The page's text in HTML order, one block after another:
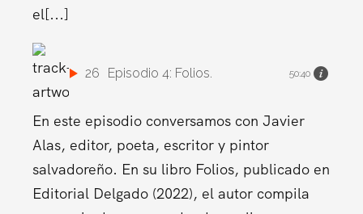
el[...]
26 Episodio 4: Folios. 50:40
En este episodio conversamos con Javier
Alas, editor, poeta, escritor y pintor
salvadoreño. En su libro Folios, publicado en
Editorial Delgado (2022), el autor compila